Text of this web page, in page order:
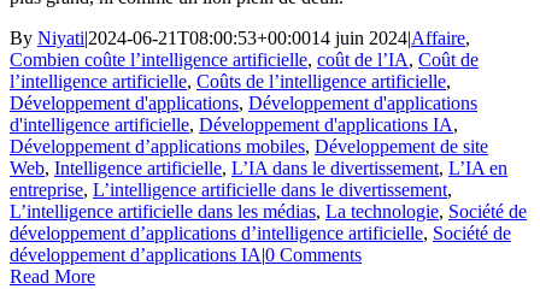
By Niyati|2024-06-21T08:00:53+00:0014 juin 2024|Affaire,
Combien coûte l’intelligence artificielle, coût de l’IA, Coût de
l’intelligence artificielle, Coûts de l’intelligence artificielle,
Développement d'applications, Développement d'applications
d'intelligence artificielle, Développement d'applications IA,
Développement d’applications mobiles, Développement de site
Web, Intelligence artificielle, L’IA dans le divertissement, L’IA en
entreprise, L’intelligence artificielle dans le divertissement,
L’intelligence artificielle dans les médias, La technologie, Société de
développement d’applications d’intelligence artificielle, Société de
développement d’applications IA|0 Comments
Read More